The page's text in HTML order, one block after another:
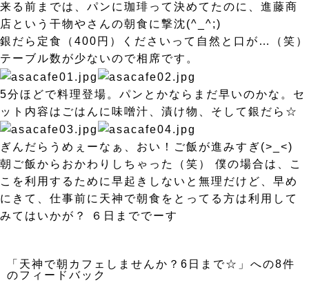
来る前までは、パンに珈琲って決めてたのに、進藤商
店という干物やさんの朝食に撃沈(^_^;)
銀だら定食（400円）くださいって自然と口が…（笑）
テーブル数が少ないので相席です。
5分ほどで料理登場。パンとかならまだ早いのかな。セ
ット内容はごはんに味噌汁、漬け物、そして銀だら☆
ぎんだらうめぇーなぁ、おい！ご飯が進みすぎ(>_<)
朝ご飯からおかわりしちゃった（笑） 僕の場合は、こ
こを利用するために早起きしないと無理だけど、早め
にきて、仕事前に天神で朝食をとってる方は利用して
みてはいかが？ ６日まででーす
「天神で朝カフェしませんか？6日まで☆」への8件
のフィードバック